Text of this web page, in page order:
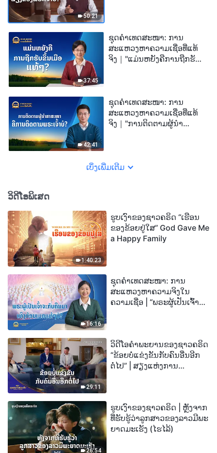
50:21
37:45
ຊຸດຄຳເທດສະໜາ: ການ
ສະແຫວງຫາຄວາມເຊື່ອທີ່ແທ້
ຈິງ｜"ແມ່ນຫຍັງຄືການຖືກຮັບ
42:41
ຊຸດຄຳເທດສະໜາ: ການ
ສະແຫວງຫາຄວາມເຊື່ອທີ່ແທ້
ຈິງ｜"ການຕິດຕາມຜູ້ນໍາ
ເບິ່ງເພີ່ມເຕີມ
ວິດີໂອພິເສດ
1:40:23
ຮູບເງົາຂອງຊາວຄຣິດ “ເຮືອນ
ຂອງຂ້ອຍຢູ່ໃສ” God Gave Me
a Happy Family
16:16
ຊຸດຄຳເທດສະໜາ: ການ
ສະແຫວງຫາຄວາມຈິງໃນ
ຄວາມເຊື່ອ | “ພຣະຜູ້ເປັນເຈົ້າຈະ
29:11
ວິດີໂອຄຳພະຍານຂອງຊາວຄຣິດ
“ຂ້ອຍບໍ່ແຂ່ງຂັນກັບຄົນອື່ນອີກ
ຕໍ່ໄປ” | ສຽງແຫ່ງການ
26:54
ຮູບເງົາຂອງຊາວຄຣິດ | ຫຼັງຈາກ
ທີ່ຮັບຮູ້ວ່າລູກສາວຂອງລາວມີພະ
ຍາດມະເຮັງ (ໄຮໄລ້)